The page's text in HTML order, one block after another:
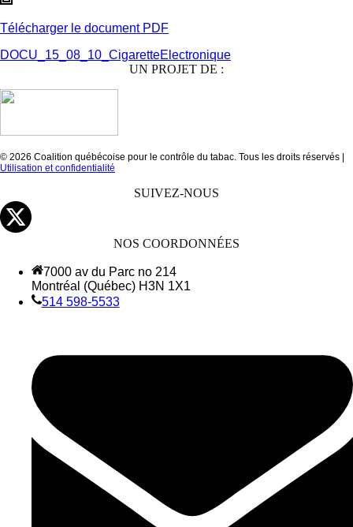
Télécharger le document PDF
DOCU_15_08_10_CigaretteElectronique
UN PROJET DE :
© 2026 Coalition québécoise pour le contrôle du tabac. Tous les droits réservés |
Utilisation et confidentialité
SUIVEZ-NOUS
NOS COORDONNÉES
7000 av du Parc no 214
Montréal (Québec) H3N 1X1
514 598-5533